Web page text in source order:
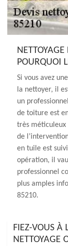
POURQUOI
Si vous avez
la nettoyer, il
un
de toiture est
très méticuleux
de
en tuile est
opération, il
professionnel
plus amples
85210.
FIEZ-VOUS À
NETTOYAGE